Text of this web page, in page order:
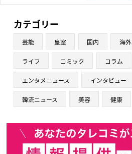
カテゴリー
芸能 皇室 国内 海外
ライフ コミック コラム
エンタメニュース インタビュー
韓流ニュース 美容 健康